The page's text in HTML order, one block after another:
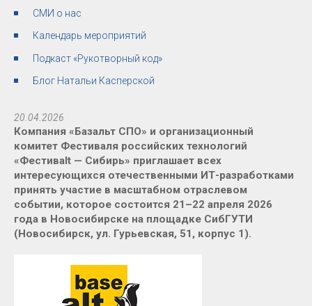
СМИ о нас
Календарь мероприятий
Подкаст «Рукотворный код»
Блог Натальи Касперской
20.04.2026
Компания «Базальт СПО» и организационный
комитет Фестиваля российских технологий
«Фестивalt — Сибирь» приглашает всех
интересующихся отечественными ИТ-разработками
принять участие в масштабном отраслевом
событии, которое состоится 21–22 апреля 2026
года в Новосибирске на площадке СибГУТИ
(Новосибирск, ул. Гурьевская, 51, корпус 1).